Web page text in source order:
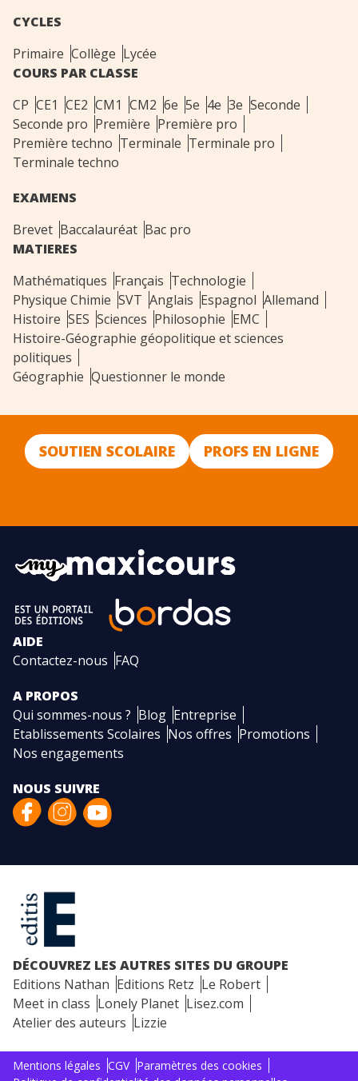
CYCLES
Primaire Collège Lycée
COURS PAR CLASSE
CP CE1 CE2 CM1 CM2 6e 5e 4e 3e Seconde
Seconde pro Première Première pro
Première techno Terminale Terminale pro
Terminale techno
EXAMENS
Brevet Baccalauréat Bac pro
MATIERES
Mathématiques Français Technologie
Physique Chimie SVT Anglais Espagnol Allemand
Histoire SES Sciences Philosophie EMC
Histoire-Géographie géopolitique et sciences
politiques
Géographie Questionner le monde
SOUTIEN SCOLAIRE PROFS EN LIGNE
AIDE
Contactez-nous FAQ
A PROPOS
Qui sommes-nous ? Blog Entreprise
Etablissements Scolaires Nos offres Promotions
Nos engagements
NOUS SUIVRE
DÉCOUVREZ LES AUTRES SITES DU GROUPE
Editions Nathan Editions Retz Le Robert
Meet in class Lonely Planet Lisez.com
Atelier des auteurs Lizzie
Mentions légales CGV Paramètres des cookies